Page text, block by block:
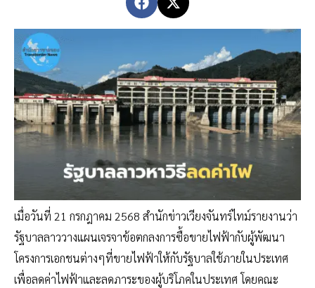
เมื่อวันที่ 21 กรกฎาคม 2568 สำนักข่าวเวียงจันทร์ไทม์รายงานว่า
รัฐบาลลาววางแผนเจรจาข้อตกลงการซื้อขายไฟฟ้ากับผู้พัฒนา
โครงการเอกชนต่างๆที่ขายไฟฟ้าให้กับรัฐบาลใช้ภายในประเทศ
เพื่อลดค่าไฟฟ้าและลดภาระของผู้บริโภคในประเทศ โดยคณะ